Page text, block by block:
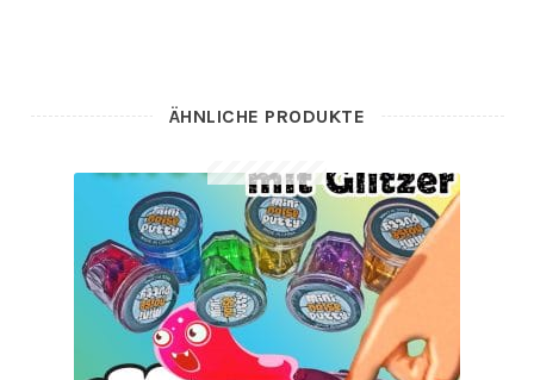
ÄHNLICHE PRODUKTE